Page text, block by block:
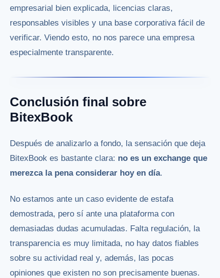
empresarial bien explicada, licencias claras,
responsables visibles y una base corporativa fácil de
verificar. Viendo esto, no nos parece una empresa
especialmente transparente.
Conclusión final sobre
BitexBook
Después de analizarlo a fondo, la sensación que deja
BitexBook es bastante clara: no es un exchange que
merezca la pena considerar hoy en día.
No estamos ante un caso evidente de estafa
demostrada, pero sí ante una plataforma con
demasiadas dudas acumuladas. Falta regulación, la
transparencia es muy limitada, no hay datos fiables
sobre su actividad real y, además, las pocas
opiniones que existen no son precisamente buenas.